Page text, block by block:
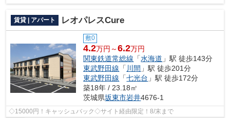
賃貸 | アパート レオパレスCure
敷0
4.2万円～6.2万円
関東鉄道常総線 「水海道 」駅 徒歩143分
東武野田線 「 川間 」駅 徒歩201分
東武野田線 「七光台 」駅 徒歩172分
築18年 / 23.18㎡
茨城県坂東市岩井4676-1
◇15000円！キャッシュバック◇サイト経由限定！8/末まで